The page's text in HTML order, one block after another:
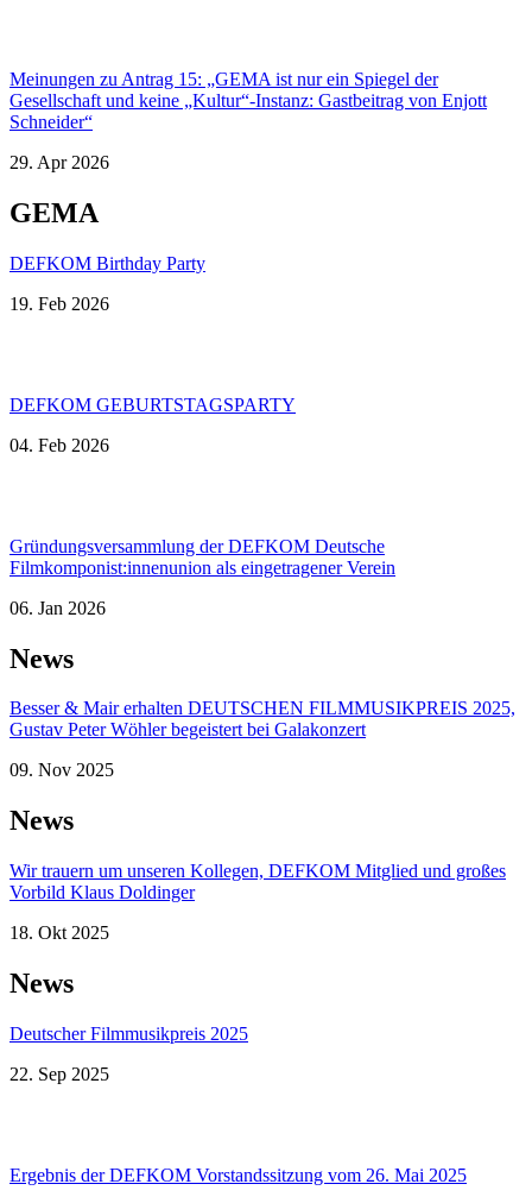
Meinungen zu Antrag 15: „GEMA ist nur ein Spiegel der
Gesellschaft und keine „Kultur“-Instanz: Gastbeitrag von Enjott
Schneider“
29. Apr 2026
GEMA
DEFKOM Birthday Party
19. Feb 2026
DEFKOM GEBURTSTAGSPARTY
04. Feb 2026
Gründungsversammlung der DEFKOM Deutsche
Filmkomponist:innenunion als eingetragener Verein
06. Jan 2026
News
Besser & Mair erhalten DEUTSCHEN FILMMUSIKPREIS 2025,
Gustav Peter Wöhler begeistert bei Galakonzert
09. Nov 2025
News
Wir trauern um unseren Kollegen, DEFKOM Mitglied und großes
Vorbild Klaus Doldinger
18. Okt 2025
News
Deutscher Filmmusikpreis 2025
22. Sep 2025
Ergebnis der DEFKOM Vorstandssitzung vom 26. Mai 2025